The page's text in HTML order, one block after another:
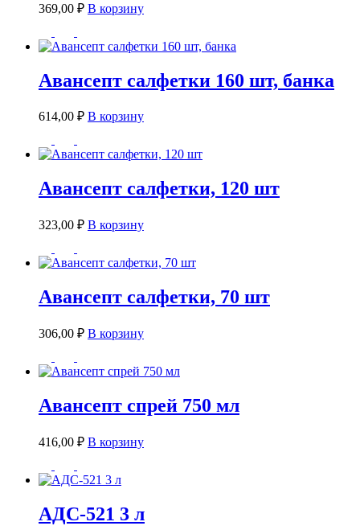
369,00 ₽ В корзину
Авансепт салфетки 160 шт, банка
614,00 ₽ В корзину
Авансепт салфетки, 120 шт
323,00 ₽ В корзину
Авансепт салфетки, 70 шт
306,00 ₽ В корзину
Авансепт спрей 750 мл
416,00 ₽ В корзину
АДС-521 3 л